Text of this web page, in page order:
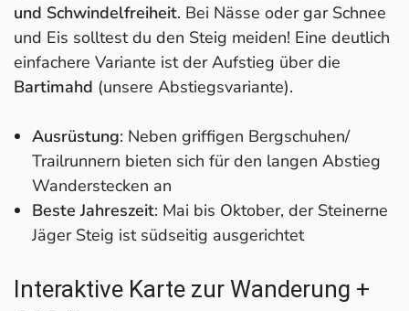
und Schwindelfreiheit. Bei Nässe oder gar Schnee
und Eis solltest du den Steig meiden! Eine deutlich
einfachere Variante ist der Aufstieg über die
Bartimahd (unsere Abstiegsvariante).
Ausrüstung: Neben griffigen Bergschuhen/
Trailrunnern bieten sich für den langen Abstieg
Wanderstecken an
Beste Jahreszeit: Mai bis Oktober, der Steinerne
Jäger Steig ist südseitig ausgerichtet
Interaktive Karte zur Wanderung +